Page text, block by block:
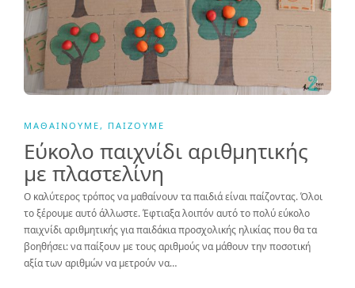
ΜΑΘΑΊΝΟΥΜΕ , ΠΑΊΖΟΥΜΕ
Εύκολο παιχνίδι αριθμητικής
με πλαστελίνη
Ο καλύτερος τρόπος να μαθαίνουν τα παιδιά είναι παίζοντας. Όλοι
το ξέρουμε αυτό άλλωστε. Έφτιαξα λοιπόν αυτό το πολύ εύκολο
παιχνίδι αριθμητικής για παιδάκια προσχολικής ηλικίας που θα τα
βοηθήσει: να παίξουν με τους αριθμούς να μάθουν την ποσοτική
αξία των αριθμών να μετρούν να…